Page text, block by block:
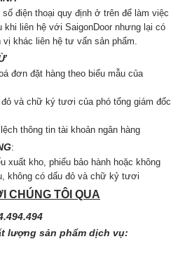
điện thoại quy định ở trên để làm việc
khi liên hệ với SaigonDoor nhưng lại có
khác liên hệ tư vấn sản phẩm.
đơn đặt hàng theo biểu mẫu của
đỏ và chữ ký tươi của phó tổng giám đốc
thông tin tài khoản ngân hàng
:
xuất kho, phiếu bảo hành hoặc không
không có dấu đỏ và chữ kỷ tươi
CHÚNG TÔI QUA
lượng sản phẩm dịch vụ: